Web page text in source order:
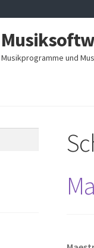
Musikprogramme und